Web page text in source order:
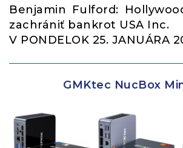
Benjamin Fulford:
zachrániť bankrot USA Inc.
V PONDELOK 25. JANUÁRA
GMKtec NucBox